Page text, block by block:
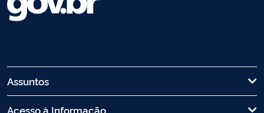
Assuntos
Acesso à Informação